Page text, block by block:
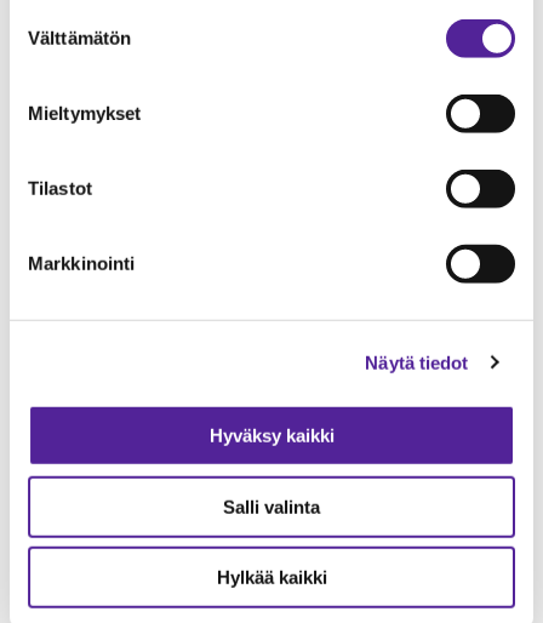
henkilökohtaisia tietojasi.
Googlen Business Data
-sivuston mukaisesti varmistamme
valinta
Välttämätön
Mieltymykset
Tilastot
Markkinointi
Näytä tiedot
Hyväksy kaikki
Salli valinta
Hylkää kaikki
Ajankohta:
Kesto:
Hinta:
Kokonaishinta sis.
ILMOITTAUDUKOULUTUKSEEN
HELSINKI
LÄHIOPISKELU
SERTIFIKAATTI
Hygieniapassikoulutus ja -